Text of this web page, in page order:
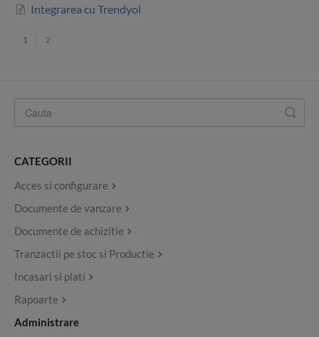
Integrarea cu Trendyol
1 2
CATEGORII
Acces si configurare
Documente de vanzare
Documente de achizitie
Tranzactii pe stoc si Productie
Incasari si plati
Rapoarte
Administrare